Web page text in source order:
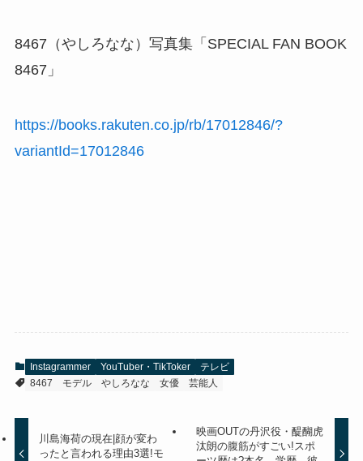
8467（やしろなな）写真集「SPECIAL FAN BOOK
8467」
https://books.rakuten.co.jp/rb/17012846/?
variantId=17012846
Instagrammer YouTuber・TikToker
テレビ
8467
モデル やしろなな 女優 芸能人
川島海荷の現在|顔が変わ
ったと言われる理由3選!モ
映画OUTの丹沢役・醍醐虎
汰朗の腹筋がすごい!スポ